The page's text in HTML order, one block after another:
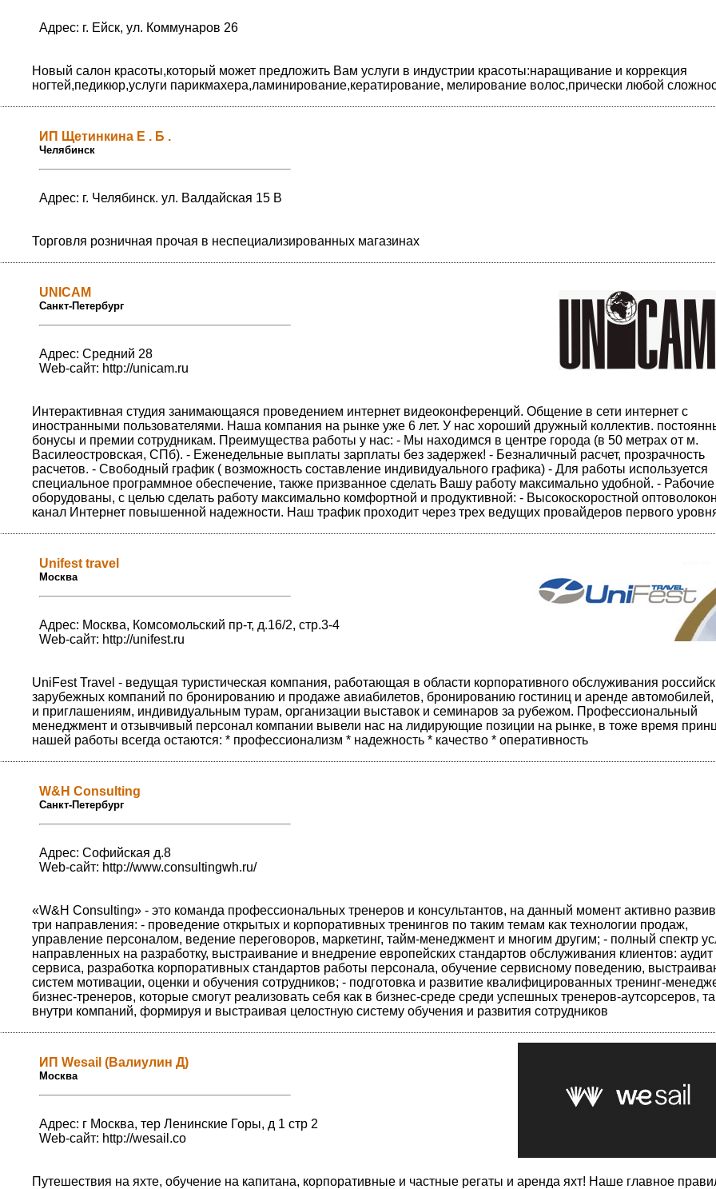
Адрес: г. Ейск, ул. Коммунаров 26
Новый салон красоты,который может предложить Вам услуги в индустрии красоты:наращивание и коррекция
ногтей,педикюр,услуги парикмахера,ламинирование,кератирование, мелирование волос,прически любой
ИП Щетинкина Е . Б .
Челябинск
Адрес: г. Челябинск. ул. Валдайская 15 В
Торговля розничная прочая в неспециализированных магазинах
UNICAM
Санкт-Петербург
Адрес: Средний 28
Web-сайт: http://unicam.ru
Интерактивная студия занимающаяся проведением интернет видеоконференций. Общение в сети интернет с
иностранными пользователями. Наша компания на рынке уже 6 лет. У нас хороший дружный коллектив.
бонусы и премии сотрудникам. Преимущества работы у нас: - Мы находимся в центре города (в 50 метрах от м.
Василеостровская, СПб). - Еженедельные выплаты зарплаты без задержек! - Безналичный расчет, прозрачность
расчетов. - Свободный график ( возможность составление индивидуального графика) - Для работы используется
специальное программное обеспечение, также призванное сделать Вашу работу максимально удобной. -
оборудованы, с целью сделать работу максимально комфортной и продуктивной: - Высокоскоростной
канал Интернет повышенной надежности. Наш трафик проходит через трех ведущих провайдеров первого
Unifest travel
Москва
Адрес: Москва, Комсомольский пр-т, д.16/2, стр.3-4
Web-сайт: http://unifest.ru
UniFest Travel - ведущая туристическая компания, работающая в области корпоративного обслуживания
зарубежных компаний по бронированию и продаже авиабилетов, бронированию гостиниц и аренде
и приглашениям, индивидуальным турам, организации выставок и семинаров за рубежом. Профессиональный
менеджмент и отзывчивый персонал компании вывели нас на лидирующие позиции на рынке, в тоже время
нашей работы всегда остаются: * профессионализм * надежность * качество * оперативность
W&H Consulting
Санкт-Петербург
Адрес: Софийская д.8
Web-сайт: http://www.consultingwh.ru/
«W&H Consulting» - это команда профессиональных тренеров и консультантов, на данный момент активно
три направления: - проведение открытых и корпоративных тренингов по таким темам как технологии продаж,
управление персоналом, ведение переговоров, маркетинг, тайм-менеджмент и многим другим; - полный спектр
направленных на разработку, выстраивание и внедрение европейских стандартов обслуживания клиентов:
сервиса, разработка корпоративных стандартов работы персонала, обучение сервисному поведению,
систем мотивации, оценки и обучения сотрудников; - подготовка и развитие квалифицированных тренинг-
бизнес-тренеров, которые смогут реализовать себя как в бизнес-среде среди успешных тренеров-аутсорсеров,
внутри компаний, формируя и выстраивая целостную систему обучения и развития сотрудников
ИП Wesail (Валиулин Д)
Москва
Адрес: г Москва, тер Ленинские Горы, д 1 стр 2
Web-сайт: http://wesail.co
Путешествия на яхте, обучение на капитана, корпоративные и частные регаты и аренда яхт! Наше главное